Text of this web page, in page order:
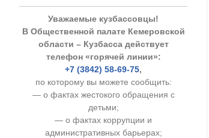
Уважаемые кузбассовцы!
В Общественной палате Кемеровской
области – Кузбасса действует
телефон «горячей линии»:
+7 (3842) 58-69-75,
по которому вы можете сообщить:
— о фактах жестокого обращения с
детьми;
— о фактах коррупции и
административных барьерах;